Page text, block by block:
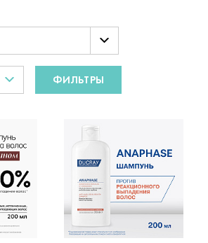
ФИЛЬТРЫ